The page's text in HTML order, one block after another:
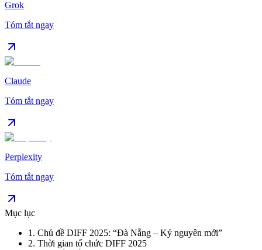
Grok
Tóm tắt ngay
Claude
Tóm tắt ngay
Perplexity
Tóm tắt ngay
Mục lục
1 . Chủ đề DIFF 2025: “Đà Nẵng – Kỷ nguyên mới”
2. Thời gian tổ chức DIFF 2025